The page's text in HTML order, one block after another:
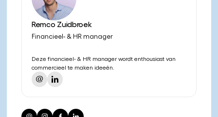
Remco Zuidbroek
Financieel- & HR manager
Deze financieel- & HR manager wordt enthousiast van
commercieel te maken ideeën.